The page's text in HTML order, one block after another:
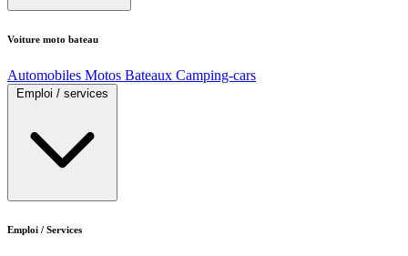
Voiture moto bateau
Automobiles Motos Bateaux Camping-cars
Emploi / services
Emploi / Services